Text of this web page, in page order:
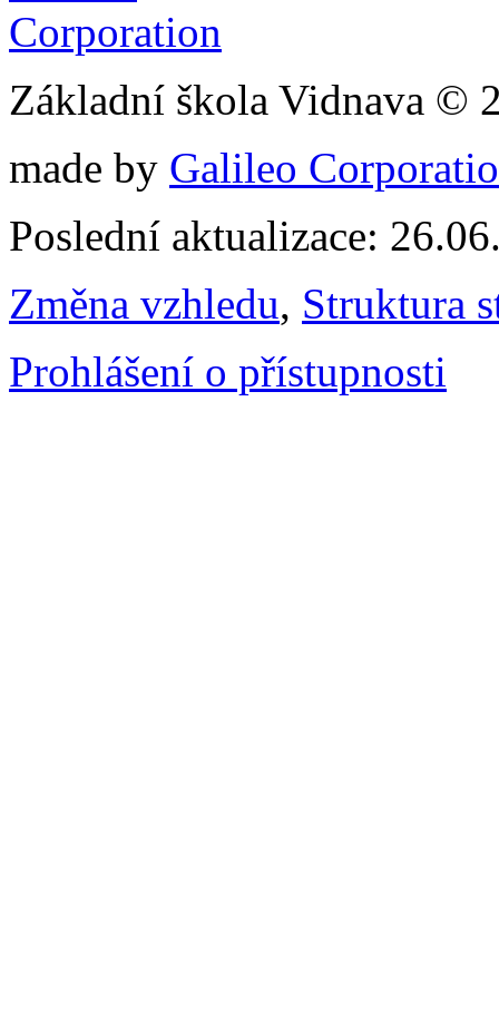
Základní škola Vidnava ©
made by Galileo
Poslední aktualizace:
Změna vzhledu, Struktura
Prohlášení o přístupnosti